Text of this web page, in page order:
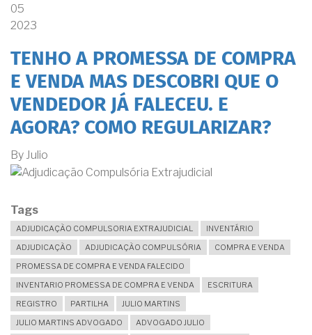
05
2023
TENHO A PROMESSA DE COMPRA
E VENDA MAS DESCOBRI QUE O
VENDEDOR JÁ FALECEU. E
AGORA? COMO REGULARIZAR?
By Julio
Tags
ADJUDICAÇÃO COMPULSORIA EXTRAJUDICIAL
INVENTÁRIO
ADJUDICAÇÃO
ADJUDICAÇÃO COMPULSÓRIA
COMPRA E VENDA
PROMESSA DE COMPRA E VENDA FALECIDO
INVENTARIO PROMESSA DE COMPRA E VENDA
ESCRITURA
REGISTRO
PARTILHA
JULIO MARTINS
JULIO MARTINS ADVOGADO
ADVOGADO JULIO